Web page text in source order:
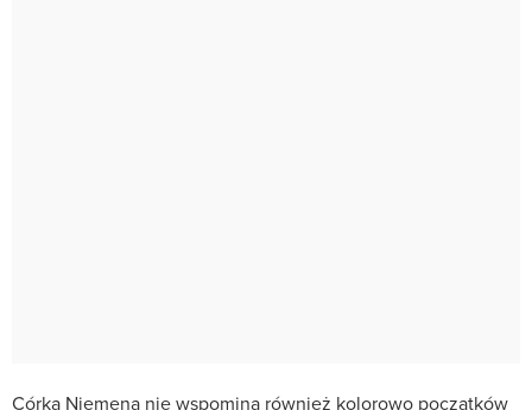
Córka Niemena nie wspomina również kolorowo początków